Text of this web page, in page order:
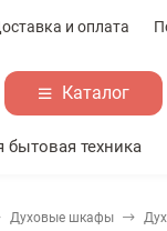
и оплата
Каталог
бытовая техника
Духовые шкафы